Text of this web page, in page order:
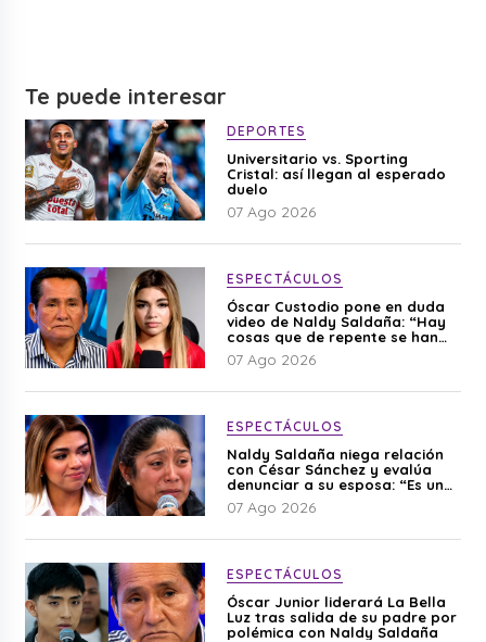
Te puede interesar
DEPORTES
Universitario vs. Sporting
Cristal: así llegan al esperado
duelo
07 Ago 2026
ESPECTÁCULOS
Óscar Custodio pone en duda
video de Naldy Saldaña: “Hay
cosas que de repente se han
editado”
07 Ago 2026
ESPECTÁCULOS
Naldy Saldaña niega relación
con César Sánchez y evalúa
denunciar a su esposa: “Es una
difamación”
07 Ago 2026
ESPECTÁCULOS
Óscar Junior liderará La Bella
Luz tras salida de su padre por
polémica con Naldy Saldaña